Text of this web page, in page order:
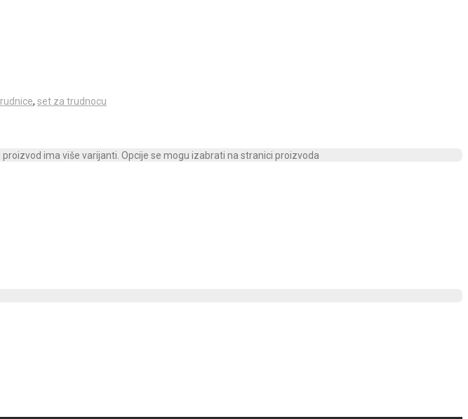
, set za trudnocu
proizvod ima više varijanti. Opcije se mogu izabrati na stranici proizvoda